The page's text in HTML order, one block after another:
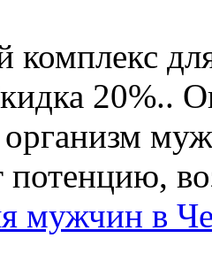
комплекс
20%..
организм
потенцию,
мужчин в